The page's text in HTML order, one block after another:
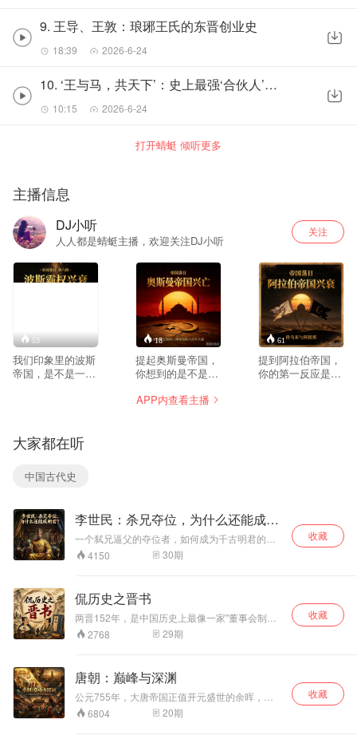
9. 王导、王敦：琅琊王氏的东晋创业史
18:39 2026-6-24
10. ‘王与马，共天下’：史上最强‘合伙人’制度
10:15 2026-6-24
打开蜻蜓 倾听更多
主播信息
DJ小听
人人都是蜻蜓主播，欢迎关注DJ小听
关注
53
我们印象里的波斯
帝国，是不是一部
根本不是一个靠武
力征服的帝国，而
仰和包容心运转的
高原边缘的部落，
到横跨三洲的超级
帝国，再到被亚历
山大一把火烧掉，
这220年到底发生
集，不按年份念流
水账，而是带着管
理学的手术刀，解
剖这个上古第一帝
国的崛起、鼎盛与
它的顶层设计、交
通网络和宗教治
理，比它的刀剑锋
利得多。准备好重
18
提起奥斯曼帝国，
你想到的是不是只
斯曼土耳其的军事
巅峰之后，陷入长
达三百年的漫长下
坡路，最终被一战
彻底碾碎？这个专
述战争，而是把奥
斯曼当作一个巨大
的管理样本——剖
析它的宫廷权力游
戏、近卫军制度绑
局，以及它和欧洲
列强的生死博弈。
你会发现，奥斯曼
的崛起与衰亡，本
61
提到阿拉伯帝国，
你的第一反应是什
后，不是一条直线
上升的黄金大道，
而是一场持续六百
到波斯文官体系，
从宗教统一到教派
裂变。这一辑，咱
自我修复又不断自
我拆台的统治系
APP内查看主播
大家都在听
中国古代史
李世民：杀兄夺位，为什么还能成明
君？
一个弑兄逼父的夺位者，如何成为千古明君的标
杆？一场亲兄弟间的屠杀，为何没有毁灭一个王
朝，反而开启了中国历史上最辉煌的时代之一？
问：杀兄夺位的血迹，到底是在王朝基石上干
涸，还是在明君的光环下被刻意遗忘？本专辑将
带你穿透“贞观之治”的盛名，直面玄武门的刀光与
长安殿的叹息，聆听一个帝王用三十年功业书写
的自我救赎。
4150 30期
收藏
侃历史之晋书
两晋152年，是中国历史上最像一家"董事会制公
司"的时代——皇帝当董事长却不管事，门阀世家
轮流做CEO，流民武装充当前线保安。从司马家
从匈奴人宣称要复兴汉朝，到奴隶石勒打下北方
半壁江山；从王导请皇帝跟自己坐一把椅子，到
谢安下着围棋指挥淝水之战，再到赌徒出身的小
将刘裕把百年门阀全部扫进历史。这档节目不背
朝代歌、不列年表，用聊天的姿态，把两晋那些
2768 29期
收藏
唐朝：巅峰与深渊
公元755年，大唐帝国正值开元盛世的余晖，万
国来朝，长安城是世界的中心。然而短短8年后，
当安史之乱的硝烟散去，帝国已满目疮痍，天子
6804 20期
收藏